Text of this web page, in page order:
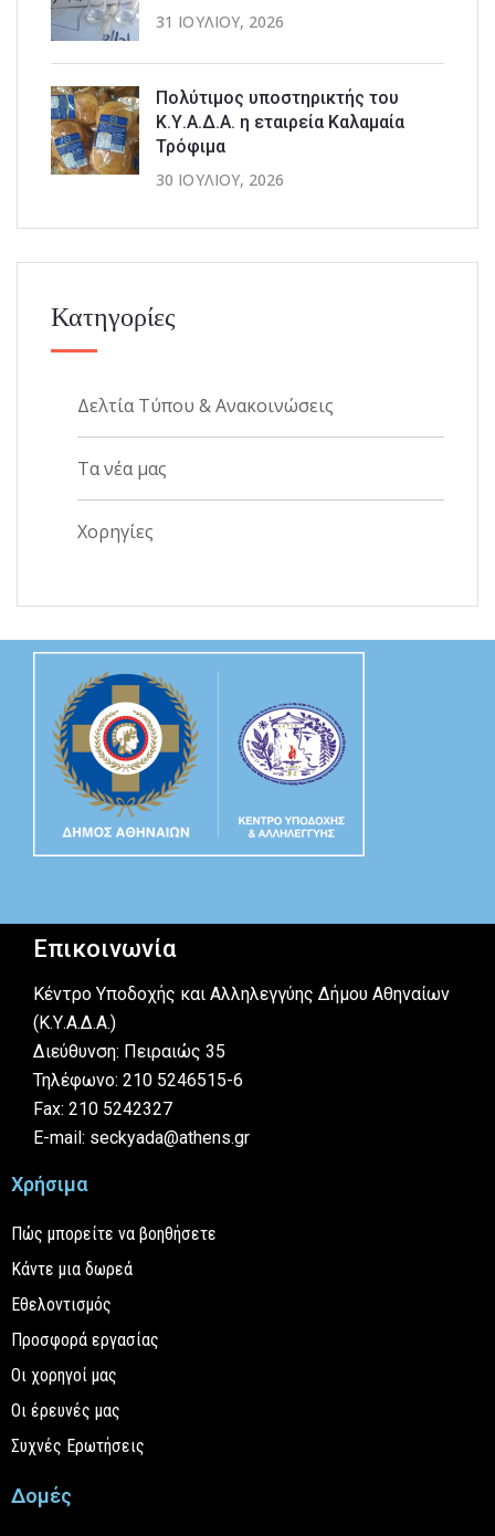
31 ΙΟΥΛΊΟΥ, 2026
Πολύτιμος υποστηρικτής του
Κ.Υ.Α.Δ.Α. η εταιρεία Καλαμαία
Τρόφιμα
30 ΙΟΥΛΊΟΥ, 2026
Κατηγορίες
Δελτία Τύπου & Ανακοινώσεις
Τα νέα μας
Χορηγίες
Επικοινωνία
Κέντρο Υποδοχής και Αλληλεγγύης Δήμου Αθηναίων
(Κ.Υ.Α.Δ.Α.)
Διεύθυνση: Πειραιώς 35
Τηλέφωνο: 210 5246515-6
Fax: 210 5242327
E-mail: seckyada@athens.gr
Χρήσιμα
Πώς μπορείτε να βοηθήσετε
Κάντε μια δωρεά
Εθελοντισμός
Προσφορά εργασίας
Οι χορηγοί μας
Οι έρευνές μας
Συχνές Ερωτήσεις
Δομές